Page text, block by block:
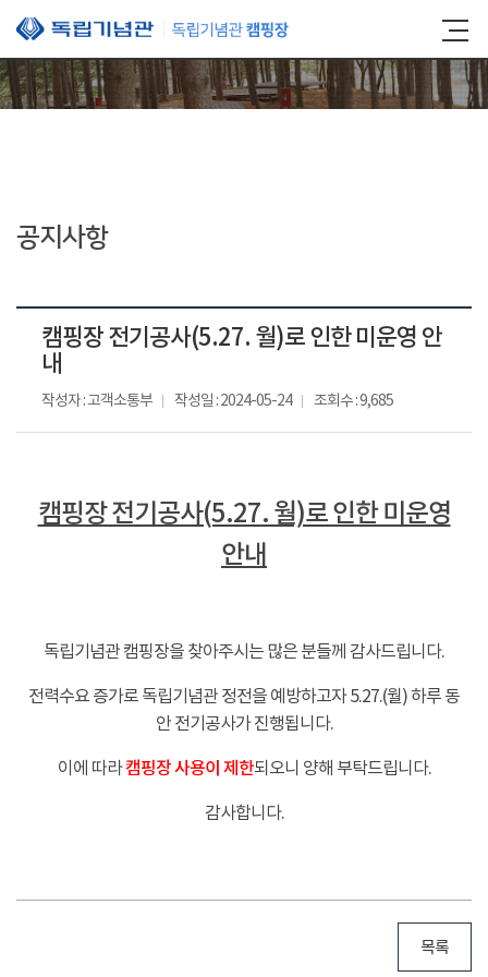
본문 바로가기
공지사항
캠핑장 전기공사(5.27. 월)로 인한 미운영 안
내
작성자 : 고객소통부 작성일 : 2024-05-24 조회수 : 9,685
캠핑장 전기공사(5.27. 월)로 인한 미운영
안내
독립기념관 캠핑장을 찾아주시는 많은 분들께 감사드립니다.
전력수요 증가로 독립기념관 정전을 예방하고자 5.27.(월) 하루 동
안 전기공사가 진행됩니다.
이에 따라캠핑장 사용이 제한되오니 양해 부탁드립니다.
감사합니다.
목록